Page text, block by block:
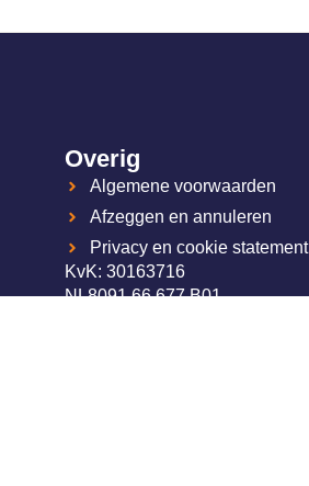
Overig
Algemene voorwaarden
Afzeggen en annuleren
Privacy en cookie statement
KvK: 30163716
NL8091.66.677.B01